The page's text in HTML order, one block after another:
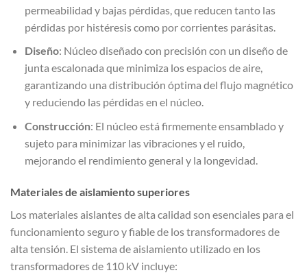
permeabilidad y bajas pérdidas, que reducen tanto las
pérdidas por histéresis como por corrientes parásitas.
Diseño: Núcleo diseñado con precisión con un diseño de
junta escalonada que minimiza los espacios de aire,
garantizando una distribución óptima del flujo magnético
y reduciendo las pérdidas en el núcleo.
Construcción: El núcleo está firmemente ensamblado y
sujeto para minimizar las vibraciones y el ruido,
mejorando el rendimiento general y la longevidad.
Materiales de aislamiento superiores
Los materiales aislantes de alta calidad son esenciales para el
funcionamiento seguro y fiable de los transformadores de
alta tensión. El sistema de aislamiento utilizado en los
transformadores de 110 kV incluye: